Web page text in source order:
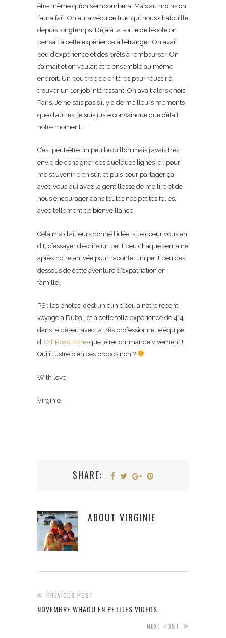
être même qu’on s’embourbera. Mais au moins on
l’aura fait. On aura vécu ce truc qui nous chatouille
depuis longtemps. Déjà à la sortie de l’école on
pensait à cette expérience à l’étranger. On avait
peu d’expérience et des prêts à rembourser. On
s’aimait et on voulait être ensemble au même
endroit. Un peu trop de critères pour réussir à
trouver un 1er job intéressant. On avait alors choisi
Paris. Je ne sais pas s’il y a de meilleurs moments
que d’autres, je suis juste convaincue que c’était
notre moment.
C’est peut-être un peu brouillon mais j’avais très
envie de consigner ces quelques lignes ici, pour
me souvenir bien sûr, et puis pour partager ça
avec vous qui avez la gentillesse de me lire et de
nous encourager dans toutes nos petites folies,
avec tellement de bienveillance.
Cela m’a d’ailleurs donné l’idée, si le coeur vous en
dit, d’essayer d’écrire un petit peu chaque semaine
après notre arrivée pour raconter un petit peu des
dessous de cette aventure d’expatriation en
famille.
PS : les photos, c’est un clin d’oeil à notre récent
voyage à Dubaï, et à cette folle expérience de 4*4
dans le désert avec la très professionnelle équipe
d’ Off Road Zone que je recommande vivement !
Qui illustre bien ces propos non ?
With love,
Virginie.
SHARE:
ABOUT VIRGINIE
PREVIOUS POST
NOVEMBRE WHAOU EN PETITES VIDEOS.
NEXT POST